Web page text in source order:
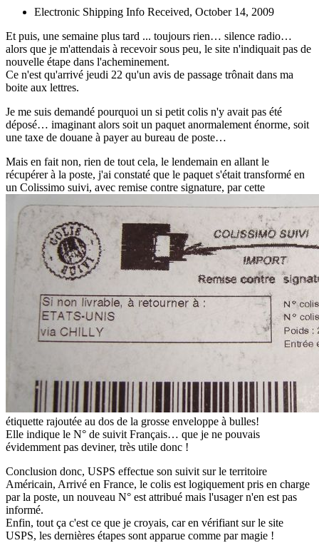
Electronic Shipping Info Received, October 14, 2009
Et puis, une semaine plus tard ... toujours rien… silence radio…
alors que je m'attendais à recevoir sous peu, le site n'indiquait pas de
nouvelle étape dans l'acheminement.
Ce n'est qu'arrivé jeudi 22 qu'un avis de passage trônait dans ma
boite aux lettres.
Je me suis demandé pourquoi un si petit colis n'y avait pas été
déposé… imaginant alors soit un paquet anormalement énorme, soit
une taxe de douane à payer au bureau de poste…
Mais en fait non, rien de tout cela, le lendemain en allant le
récupérer à la poste, j'ai constaté que le paquet s'était transformé en
un Colissimo suivi, avec remise contre signature, par cette
étiquette rajoutée au dos de la grosse enveloppe à bulles!
Elle indique le N° de suivit Français… que je ne pouvais
évidemment pas deviner, très utile donc !
Conclusion donc, USPS effectue son suivit sur le territoire
Américain, Arrivé en France, le colis est logiquement pris en charge
par la poste, un nouveau N° est attribué mais l'usager n'en est pas
informé.
Enfin, tout ça c'est ce que je croyais, car en vérifiant sur le site
USPS, les dernières étapes sont apparue comme par magie !